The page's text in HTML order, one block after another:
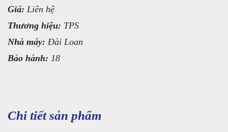
Giá: Liên hệ
Thương hiệu: TPS
Nhà máy: Đài Loan
Bảo hành: 18
Chi tiết sản phẩm